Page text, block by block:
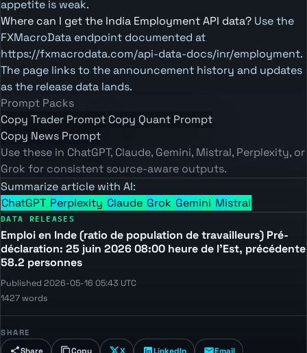
appetite is weak.
Where can I get the India Employment API data? Use the
FXMacroData endpoint documented at
https://fxmacrodata.com/api-data-docs/inr/employment.
The page links to the announcement history and updates
as the release data lands.
Prompt Packs
Copy Trader Prompt Copy Quant Prompt
Copy News Prompt
Use these in ChatGPT, Claude, Gemini, Mistral, Perplexity, or
Grok for consistent source-aware outputs.
Summarize article with AI:
ChatGPT Perplexity Claude GrokGemini Mistral
DATA RELEASES
Emploi en Inde (ratio de population de travailleurs) Pré-
déclaration: 25 juin 2026 08:00 heure de l'Est, précédente
58.2 personnes
Published 2026-05-16 05:43 UTC
1427 words
SHARE
Share Copy X LinkedIn Email